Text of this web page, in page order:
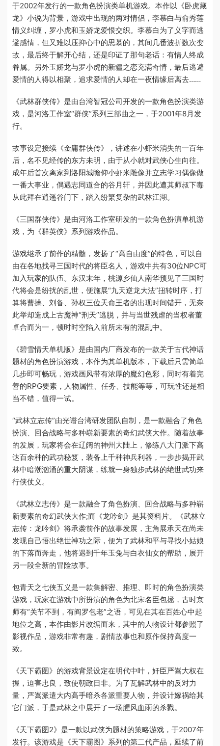
于2002年发行的一款角色扮演类单机游戏。本作以《卧虎藏
龙》小说为背景，游戏中出现的两对情侣，李慕白与俞秀莲
情义纠缠，罗小虎和玉娇龙爱恨交织。李慕白为了义字而逃
避感情，但又难以压抑心中的思慕的，其间几番波折数次变
故，最后终于解开心结，还是印证了那句老话：有情人终成
眷属。另外玉娇龙与罗小虎的新疆之恋充满奇情，最后逃避
爱情的人得以相聚，追求爱情的人却在一夜情缘后离去……
《武林群侠传》是由台湾智冠公司开发的一款角色扮演类游
戏，是河洛工作室“群侠”系列三部曲之一，于2001年8月发
行。
故事设定接续《金庸群侠传》，讲述在小虾米消失的一百年
后，名不见经传的东方未明，由于从小就对武侠心生向往。
成年后首次离家到洛阳城瞻仰小虾米雕像并立志学习偶像做
一番大事业，偶遇志同道合的谷月轩，并因此遭其师叔下毒
从此拜在逍遥谷门下，踏入纷繁复杂的武林江湖。
《三国群侠传》是由河洛工作室研发的一款角色扮演单机游
戏，为《群英侠》系列游戏作品。
游戏继承了前作的精髓，发扬了“高自由度”的特色，可以自
由在各地找寻三国时代的将臣名人，游戏中共有30位NPC可
加入玩家的队伍。东汉末年，桃源乡仙人南华预见了三国时
代将会是纷扰的乱世，便施展“九天逆龙大法”扭转时序，打
算将曹操、刘备、孙权三位天命王者的出现时间错开，无奈
此举却造成上古魔神“刑天”逃脱，并与当世残虐的当权者董
卓合而为一，顿时时空陷入前所未有的混乱中。
《碧雪情天单机版》是由国内厂商发布的一款关于古代神话
题材的角色扮演游戏，本作为其单机版本，下载后只需简单
几步即可畅玩，游戏画风带有浓厚的魔幻色彩，同时有着完
善的RPG要素，人物属性、任务、技能等等，可玩性还是相
当不错，值得一试。
“武林立志传”由光谱台湾研发团队自制，是一款融合了角色
扮演、回合战略与多种崭新要素的奇幻武侠大作。随着故事
的发展，玩家将会在辽阔的神州大陆上，修练八大门派下高
达百余种的武功秘笈，装备上千种神兵利器，一步步揭开武
林中暗潮汹涌的重大阴谋，练就一身独步武林的绝世武功来
行侠仗义。
《武林立志传》是一款融合了角色扮演、回合战略与多种崭
新要素的奇幻武侠大作;而《龙吟剑》是其资料片。《武林立
志传：龙吟剑》将承袭前作的故事发展，主角展承天在尚未
发现自己悟出绝世神功之际，便为了武林和平与寻找小姑娘
的下落而奔走，他将遇到千年玉兔与白衣仙女的帮助，展开
另一段全新的冒险故事。
包青天之七侠五义是一款集解密、推理、即时的角色扮演类
游戏，玩家在游戏中所扮演的角色为北宋名臣包拯，古时京
师有“关节不到，有阎罗包老”之语，可见在其在百姓心中起
地位之高，本作由影片改编而来，其中的人物设计都参照了
影视作品，游戏非常有趣，剧情故事也和原作保持高度一
致。
《天下霸图》的游戏背景设定在明代中叶，奸臣严嵩大权在
握，迫害忠良，致使朝政日非。为了瓦解武林中的反对力
量，严嵩派遣大内高手暗杀各派重要人物，并设计嫁祸给其
它门派，于是武林之中展开了一场腥风血雨的杀戮。
《天下霸图2》是一款以武侠为题材的策略游戏，于2007年
发行。该游戏是《天下霸图》系列的第二代产品，延续了前